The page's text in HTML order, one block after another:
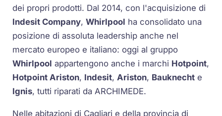
dei propri prodotti. Dal 2014, con l'acquisizione di
Indesit Company,Whirlpool ha consolidato una
posizione di assoluta leadership anche nel
mercato europeo e italiano: oggi al gruppo
Whirlpool appartengono anche i marchi Hotpoint,
Hotpoint Ariston, Indesit,Ariston, Bauknecht e
Ignis, tutti riparati da ARCHIMEDE.
Nelle abitazioni di Cagliari e della provincia di